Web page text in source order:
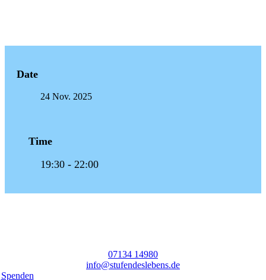
Date
24 Nov. 2025
Time
19:30 - 22:00
07134 14980
info@stufendeslebens.de
Spenden